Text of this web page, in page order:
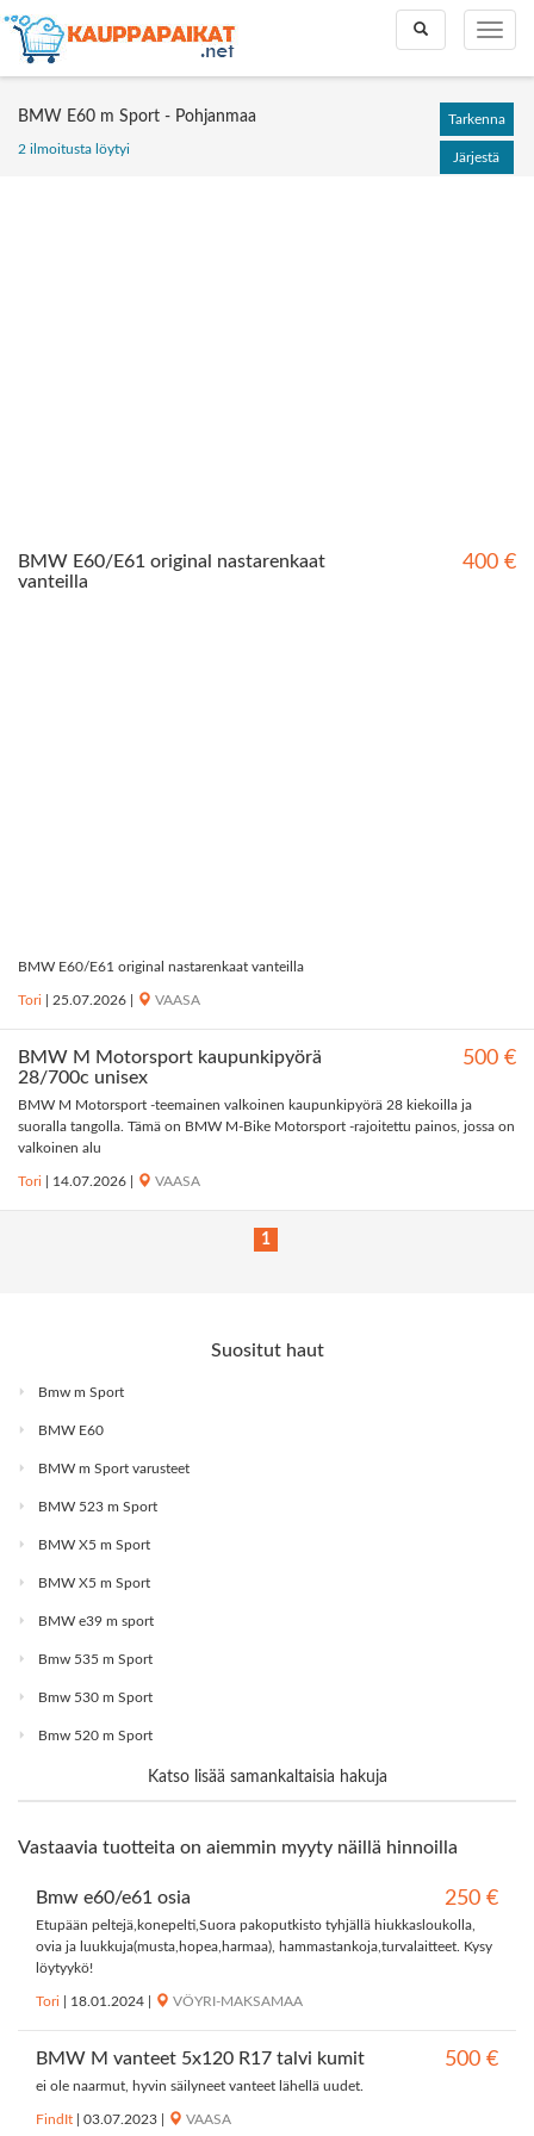
Toggle
Toggle
search
BMW E60 m Sport - Pohjanmaa
2 ilmoitusta löytyi
Tarkenna
Järjestä
BMW E60/E61 original nastarenkaat
vanteilla
400 €
BMW E60/E61 original nastarenkaat vanteilla
Tori 25.07.2026 VAASA
BMW M Motorsport kaupunkipyörä
28/700c unisex
500 €
BMW M Motorsport -teemainen valkoinen kaupunkipyörä 28 kiekoilla ja
suoralla tangolla. Tämä on BMW M-Bike Motorsport -rajoitettu painos, jossa on
valkoinen alu
Tori 14.07.2026 VAASA
1
Suositut haut
Bmw m Sport
BMW E60
BMW m Sport varusteet
BMW 523 m Sport
BMW X5 m Sport
BMW X5 m Sport
BMW e39 m sport
Bmw 535 m Sport
Bmw 530 m Sport
Bmw 520 m Sport
Katso lisää samankaltaisia hakuja
Vastaavia tuotteita on aiemmin myyty näillä hinnoilla
Bmw e60/e61 osia 250 €
Etupään peltejä,konepelti,Suora pakoputkisto tyhjällä hiukkasloukolla,
ovia ja luukkuja(musta,hopea,harmaa), hammastankoja,turvalaitteet. Kysy
löytyykö!
Tori 18.01.2024 VÖYRI-MAKSAMAA
BMW M vanteet 5x120 R17 talvi kumit 500 €
ei ole naarmut, hyvin säilyneet vanteet lähellä uudet.
FindIt 03.07.2023 VAASA